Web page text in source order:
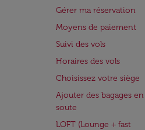
Gérer ma réservation
Moyens de paiement
Suivi des vols
Horaires des vols
Choisissez votre siège
Ajouter des bagages en
soute
LOFT (Lounge + fast